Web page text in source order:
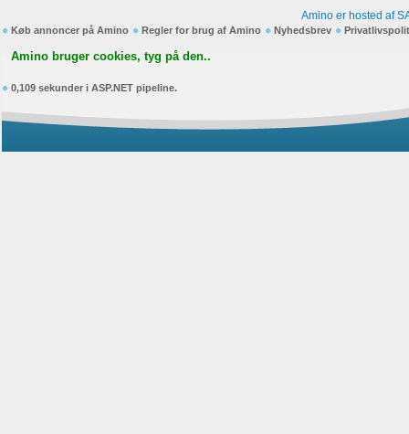
Amino er hosted af
Køb annoncer på Amino Regler for brug af Amino Nyhedsbrev
Amino bruger cookies, tyg på den..
0,109 sekunder i ASP.NET pipeline.